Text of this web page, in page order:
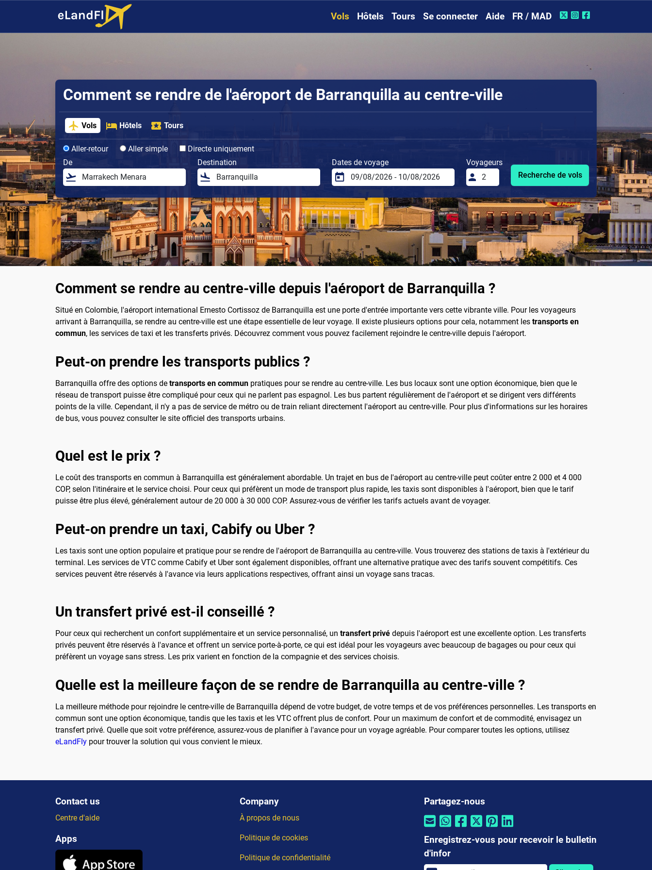
Vols Hôtels Tours Se connecter Aide FR / MAD
Comment se rendre de l'aéroport de Barranquilla au centre-ville
Vols Hôtels Tours
Aller-retour Aller simple
Directe uniquement
De
Destination Dates de voyage
Voyageurs
Recherche de vols
Comment se rendre au centre-ville depuis l'aéroport de Barranquilla ?
Situé en Colombie, l'aéroport international Ernesto Cortissoz de Barranquilla est une porte d'entrée importante vers cette vibrante ville. Pour les voyageurs
arrivant à Barranquilla, se rendre au centre-ville est une étape essentielle de leur voyage. Il existe plusieurs options pour cela, notamment les transports en
commun, les services de taxi et les transferts privés. Découvrez comment vous pouvez facilement rejoindre le centre-ville depuis l'aéroport.
Peut-on prendre les transports publics ?
Barranquilla offre des options de transports en commun pratiques pour se rendre au centre-ville. Les bus locaux sont une option économique, bien que le
réseau de transport puisse être compliqué pour ceux qui ne parlent pas espagnol. Les bus partent régulièrement de l'aéroport et se dirigent vers différents
points de la ville. Cependant, il n'y a pas de service de métro ou de train reliant directement l'aéroport au centre-ville. Pour plus d'informations sur les horaires
de bus, vous pouvez consulter le site officiel des transports urbains.
Quel est le prix ?
Le coût des transports en commun à Barranquilla est généralement abordable. Un trajet en bus de l'aéroport au centre-ville peut coûter entre 2 000 et 4 000
COP, selon l'itinéraire et le service choisi. Pour ceux qui préfèrent un mode de transport plus rapide, les taxis sont disponibles à l'aéroport, bien que le tarif
puisse être plus élevé, généralement autour de 20 000 à 30 000 COP. Assurez-vous de vérifier les tarifs actuels avant de voyager.
Peut-on prendre un taxi, Cabify ou Uber ?
Les taxis sont une option populaire et pratique pour se rendre de l'aéroport de Barranquilla au centre-ville. Vous trouverez des stations de taxis à l'extérieur du
terminal. Les services de VTC comme Cabify et Uber sont également disponibles, offrant une alternative pratique avec des tarifs souvent compétitifs. Ces
services peuvent être réservés à l'avance via leurs applications respectives, offrant ainsi un voyage sans tracas.
Un transfert privé est-il conseillé ?
Pour ceux qui recherchent un confort supplémentaire et un service personnalisé, un transfert privé depuis l'aéroport est une excellente option. Les transferts
privés peuvent être réservés à l'avance et offrent un service porte-à-porte, ce qui est idéal pour les voyageurs avec beaucoup de bagages ou pour ceux qui
préfèrent un voyage sans stress. Les prix varient en fonction de la compagnie et des services choisis.
Quelle est la meilleure façon de se rendre de Barranquilla au centre-ville ?
La meilleure méthode pour rejoindre le centre-ville de Barranquilla dépend de votre budget, de votre temps et de vos préférences personnelles. Les transports en
commun sont une option économique, tandis que les taxis et les VTC offrent plus de confort. Pour un maximum de confort et de commodité, envisagez un
transfert privé. Quelle que soit votre préférence, assurez-vous de planifier à l'avance pour un voyage agréable. Pour comparer toutes les options, utilisez
eLandFly pour trouver la solution qui vous convient le mieux.
Contact us
Centre d'aide
Apps
Company
À propos de nous
Politique de cookies
Politique de confidentialité
Partagez-nous
Enregistrez-vous pour recevoir le bulletin
d'infor